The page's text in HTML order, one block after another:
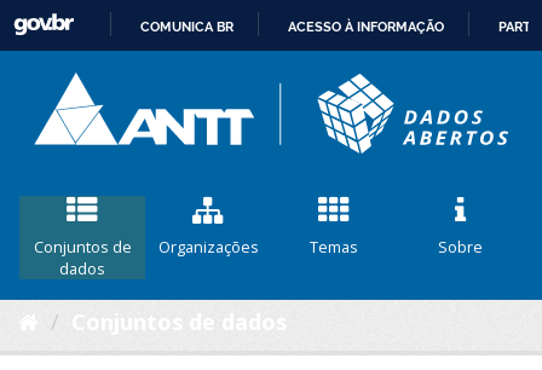
CONTEÚDO
COMUNICA BR ACESSO À INFORMAÇÃO
Conjuntos de
dados
Organizações Temas Sobre